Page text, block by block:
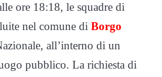
ore 18:18, le squadre di
nel comune di Borgo
all’interno di un
pubblico. La richiesta di